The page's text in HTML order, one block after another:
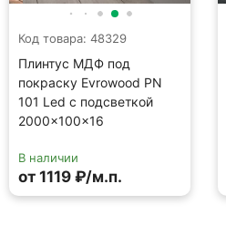
Код товара: 48329
Плинтус МДФ под
покраску Evrowood PN
101 Led с подсветкой
2000×100×16
В наличии
от 1119 ₽/м.п.